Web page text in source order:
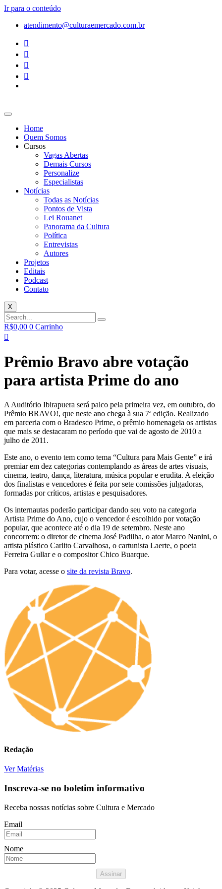
Ir para o conteúdo
atendimento@culturaemercado.com.br
Home
Quem Somos
Cursos
Vagas Abertas
Demais Cursos
Personalize
Especialistas
Notícias
Todas as Notícias
Pontos de Vista
Lei Rouanet
Panorama da Cultura
Política
Entrevistas
Autores
Projetos
Editais
Podcast
Contato
X
R$0,00 0 Carrinho
Prêmio Bravo abre votação
para artista Prime do ano
A Auditório Ibirapuera será palco pela primeira vez, em outubro, do
Prêmio BRAVO!, que neste ano chega à sua 7ª edição. Realizado
em parceria com o Bradesco Prime, o prêmio homenageia os artistas
que mais se destacaram no período que vai de agosto de 2010 a
julho de 2011.
Este ano, o evento tem como tema “Cultura para Mais Gente” e irá
premiar em dez categorias contemplando as áreas de artes visuais,
cinema, teatro, dança, literatura, música popular e erudita. A eleição
dos finalistas e vencedores é feita por sete comissões julgadoras,
formadas por críticos, artistas e pesquisadores.
Os internautas poderão participar dando seu voto na categoria
Artista Prime do Ano, cujo o vencedor é escolhido por votação
popular, que acontece até o dia 19 de setembro. Neste ano
concorrem: o diretor de cinema José Padilha, o ator Marco Nanini, o
artista plástico Carlito Carvalhosa, o cartunista Laerte, o poeta
Ferreira Gullar e o compositor Chico Buarque.
Para votar, acesse o site da revista Bravo.
Redação
Ver Matérias
Inscreva-se no boletim informativo
Receba nossas notícias sobre Cultura e Mercado
Email
Nome
Assinar